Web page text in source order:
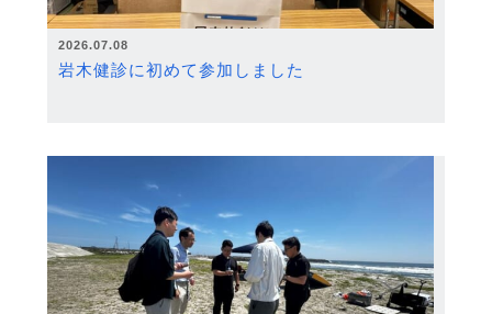
2026.07.08
岩木健診に初めて参加しました